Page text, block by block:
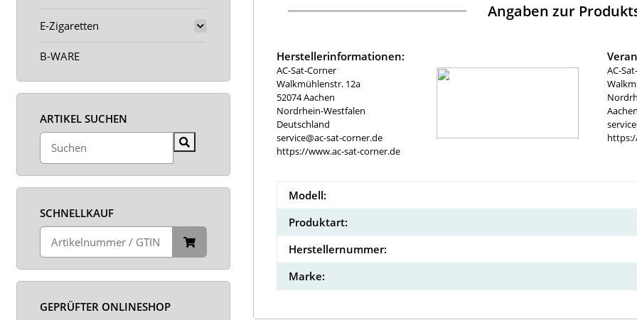
Angaben zur
Herstellerinformationen:
AC-Sat-Corner
Walkmühlenstr. 12a
52074 Aachen
Nordrhein-Westfalen
Deutschland
service@ac-sat-corner.de
https://www.ac-sat-corner.de
AC-
Modell:
Produktart:
Herstellernummer:
Marke:
E-Zigaretten
B-WARE
ARTIKEL SUCHEN
SCHNELLKAUF
GEPRÜFTER ONLINESHOP